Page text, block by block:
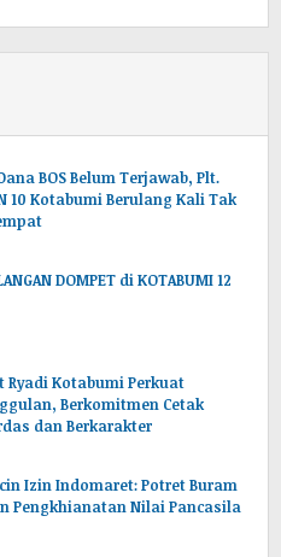
BOS Belum Terjawab, Plt.
10 Kotabumi Berulang Kali Tak
DOMPET di KOTABUMI 12
Ryadi Kotabumi Perkuat
Berkomitmen Cetak
dan Berkarakter
Izin Indomaret: Potret Buram
Pengkhianatan Nilai Pancasila